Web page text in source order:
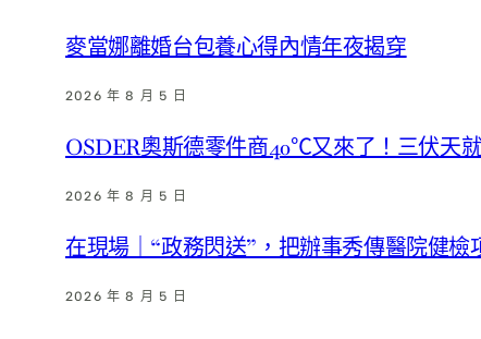
麥當娜離婚台包養心得內情年夜揭穿
2026 年 8 月 5 日
OSDER奧斯德零件商40℃又來了！三伏天
2026 年 8 月 5 日
在現場｜“政務閃送”，把辦事秀傳醫院健檢
2026 年 8 月 5 日